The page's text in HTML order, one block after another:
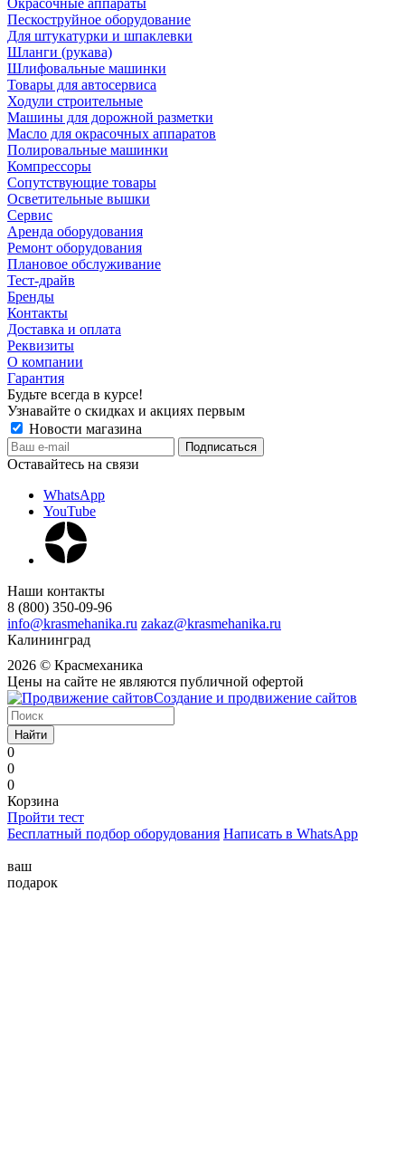
Окрасочные аппараты
Пескоструйное оборудование
Для штукатурки и шпаклевки
Шланги (рукава)
Шлифовальные машинки
Товары для автосервиса
Ходули строительные
Машины для дорожной разметки
Масло для окрасочных аппаратов
Полировальные машинки
Компрессоры
Сопутствующие товары
Осветительные вышки
Сервис
Аренда оборудования
Ремонт оборудования
Плановое обслуживание
Тест-драйв
Бренды
Контакты
Доставка и оплата
Реквизиты
О компании
Гарантия
Будьте всегда в курсе!
Узнавайте о скидках и акциях первым
Новости магазина
Оставайтесь на связи
WhatsApp
YouTube
Наши контакты
8 (800) 350-09-96
info@krasmehanika.ru zakaz@krasmehanika.ru
Калининград
2026 © Красмеханика
Цены на сайте не являются публичной офертой
Создание и продвижение сайтов
Найти
0
0
0
Корзина
Пройти тест
Бесплатный подбор оборудования Написать в WhatsApp
ваш
подарок